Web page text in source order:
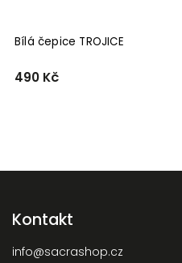
Bílá čepice TROJICE
490 Kč
Kontakt
info@sacrashop.cz